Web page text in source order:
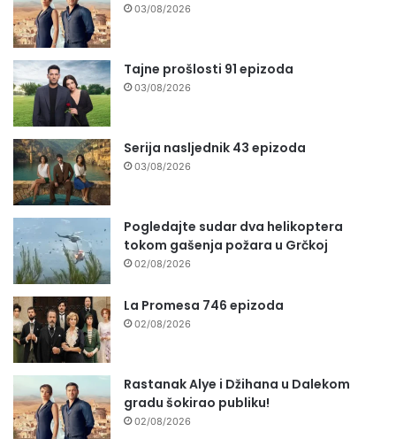
03/08/2026
Tajne prošlosti 91 epizoda
03/08/2026
Serija nasljednik 43 epizoda
03/08/2026
Pogledajte sudar dva helikoptera
tokom gašenja požara u Grčkoj
02/08/2026
La Promesa 746 epizoda
02/08/2026
Rastanak Alye i Džihana u Dalekom
gradu šokirao publiku!
02/08/2026